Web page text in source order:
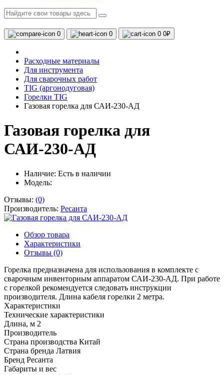
0 0 0 0₽
Расходные материалы
Для инструмента
Для сварочных работ
TIG (аргонодуговая)
Горелки TIG
Газовая горелка для САИ-230-АД
Газовая горелка для
САИ-230-АД
Наличие: Есть в наличии
Модель:
Отзывы: (0)
Производитель: Ресанта
Обзор товара
Характеристики
Отзывы (0)
Горелка предназначена для использования в комплекте с
сварочным инвенторным аппаратом САИ-230-АД. При работе
с горелкой рекомендуется следовать инструкции
производителя. Длина кабеля горелки 2 метра.
Характеристики
Технические характеристики
Длина, м 2
Производитель
Страна производства Китай
Страна бренда Латвия
Бренд Ресанта
Габариты и вес